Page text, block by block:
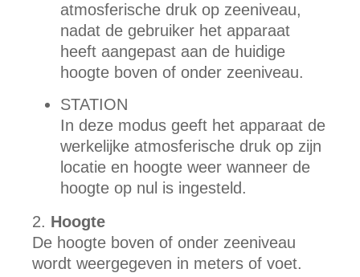
atmosferische druk op zeeniveau,
nadat de gebruiker het apparaat
heeft aangepast aan de huidige
hoogte boven of onder zeeniveau.
STATION
In deze modus geeft het apparaat de
werkelijke atmosferische druk op zijn
locatie en hoogte weer wanneer de
hoogte op nul is ingesteld.
Hoogte
De hoogte boven of onder zeeniveau
wordt weergegeven in meters of voet.